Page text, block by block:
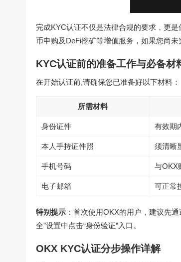
完成KYC认证不仅是法律合规的要求，更
币申购及DeFi挖矿等增值服务，如果您尚
KYC认证前的准备工作与必备材
在开始认证前,请确保您已准备好以下材料：
所需材料
身份证件 有效期
本人手持证件照 须清晰
手机号码 与OKX
电子邮箱 可正常
特别提示 ：首次使用OKX的用户，建议先通
全”设置中点击“身份验证”入口。
OKX KYC认证分步操作详解